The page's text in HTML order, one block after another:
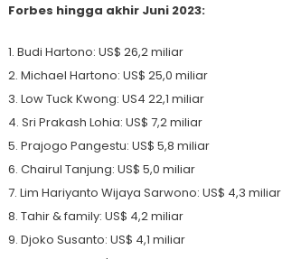
Forbes hingga akhir Juni 2023:
1. Budi Hartono: US$ 26,2 miliar
2. Michael Hartono: US$ 25,0 miliar
3. Low Tuck Kwong: US4 22,1 miliar
4. Sri Prakash Lohia: US$ 7,2 miliar
5. Prajogo Pangestu: US$ 5,8 miliar
6. Chairul Tanjung: US$ 5,0 miliar
7. Lim Hariyanto Wijaya Sarwono: US$ 4,3 miliar
8. Tahir & family: US$ 4,2 miliar
9. Djoko Susanto: US$ 4,1 miliar